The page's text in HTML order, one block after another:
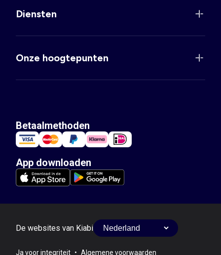
Diensten
Onze hoogtepunten
Betaalmethoden
App downloaden
De websites van Kiabi
Ja voor integriteit • Algemene voorwaarden